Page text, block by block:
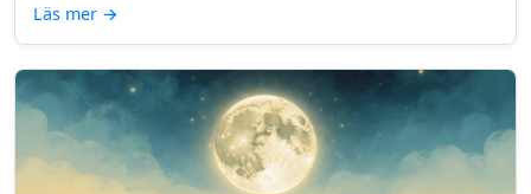
Läs mer →